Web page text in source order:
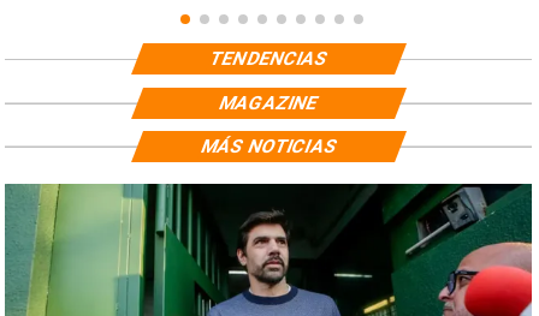
TENDENCIAS
MAGAZINE
MÁS NOTICIAS